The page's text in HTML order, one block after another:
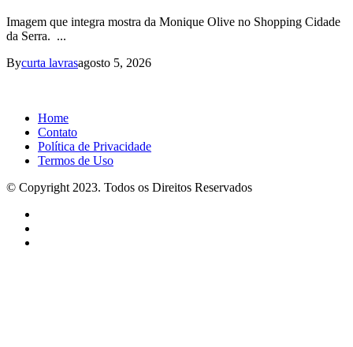
Imagem que integra mostra da Monique Olive no Shopping Cidade
da Serra. ...
Bycurta lavrasagosto 5, 2026
Home
Contato
Política de Privacidade
Termos de Uso
© Copyright 2023. Todos os Direitos Reservados